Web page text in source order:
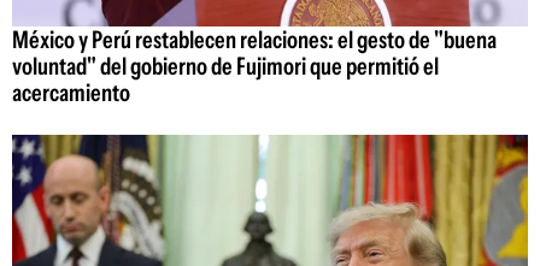
México y Perú restablecen relaciones: el gesto de "buena
voluntad" del gobierno de Fujimori que permitió el
acercamiento